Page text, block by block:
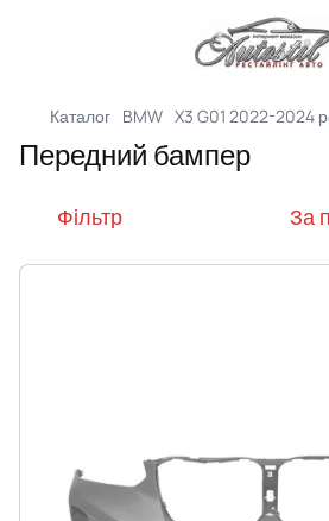
Каталог BMW X3 G01 2022-2024
Передний бампер
Фільтр За